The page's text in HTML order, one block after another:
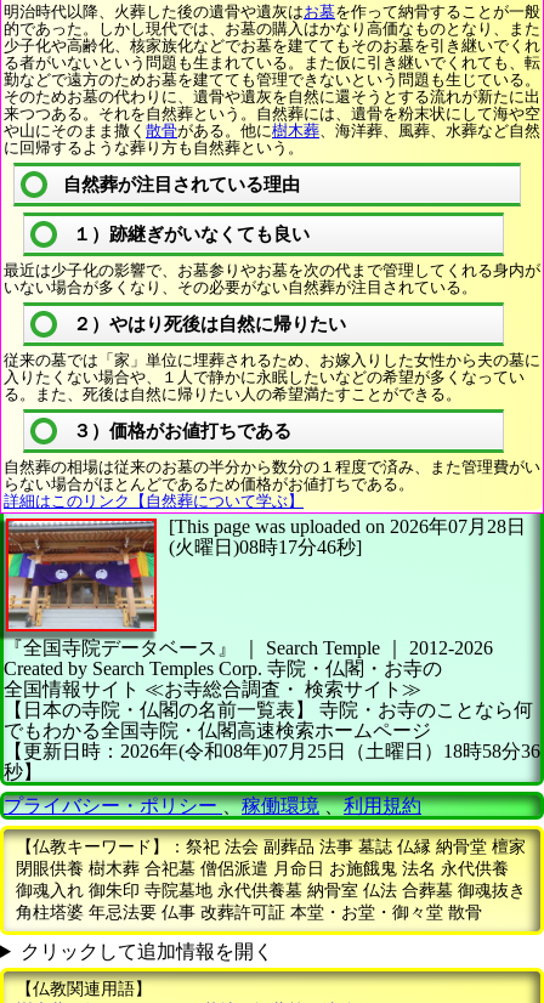
明治時代以降、火葬した後の遺骨や遺灰はお墓を作って納骨することが一般
的であった。しかし現代では、お墓の購入はかなり高価なものとなり、また
少子化や高齢化、核家族化などでお墓を建ててもそのお墓を引き継いでくれ
る者がいないという問題も生まれている。また仮に引き継いでくれても、転
勤などで遠方のためお墓を建てても管理できないという問題も生じている。
そのためお墓の代わりに、遺骨や遺灰を自然に還そうとする流れが新たに出
来つつある。それを自然葬という。自然葬には、遺骨を粉末状にして海や空
や山にそのまま撒く 散骨がある。他に樹木葬 、海洋葬、風葬、水葬など自然
に回帰するような葬り方も自然葬という。
自然葬が注目されている理由
１）跡継ぎがいなくても良い
最近は少子化の影響で、お墓参りやお墓を次の代まで管理してくれる身内が
いない場合が多くなり、その必要がない自然葬が注目されている。
２）やはり死後は自然に帰りたい
従来の墓では「家」単位に埋葬されるため、お嫁入りした女性から夫の墓に
入りたくない場合や、１人で静かに永眠したいなどの希望が多くなってい
る。また、死後は自然に帰りたい人の希望満たすことができる。
３）価格がお値打ちである
自然葬の相場は従来のお墓の半分から数分の１程度で済み、また管理費がい
らない場合がほとんどであるため価格がお値打ちである。
詳細はこのリンク【自然葬について学ぶ】
[This page was uploaded on 2026年07月28日
(火曜日)08時17分46秒]
『全国寺院データベース』 ｜ Search Temple
2012-2026
Created by Search Temples Corp. 寺院・仏閣・お寺の
全国情報サイト ≪お寺総合調査・ 検索サイト≫
【日本の寺院・仏閣の名前一覧表】
寺院・お寺のことなら何
でもわかる全国寺院・仏閣高速検索ホームページ
【更新日時：2026年(令和08年)07月25日（土曜日）18時58分36
秒】
プライバシー・ポリシー、稼働環境、利用規約
【仏教キーワード】：祭祀 法会 副葬品 法事 墓誌 仏縁 納骨堂 檀家
閉眼供養 樹木葬 合祀墓 僧侶派遣 月命日 お施餓鬼 法名 永代供養
御魂入れ 御朱印 寺院墓地 永代供養墓 納骨室 仏法 合葬墓 御魂抜き
角柱塔婆 年忌法要 仏事 改葬許可証 本堂・お堂・御々堂 散骨
クリックして追加情報を開く
【仏教関連用語】